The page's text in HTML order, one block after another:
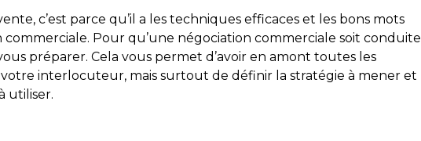
c’est parce qu’il a les techniques efficaces et les bons mots
Pour qu’une négociation commerciale soit conduite
préparer. Cela vous permet d’avoir en amont toutes les
votre interlocuteur, mais surtout de définir la stratégie à mener et
utiliser.